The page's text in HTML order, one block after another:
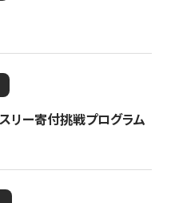
リー寄付挑戦プログラム